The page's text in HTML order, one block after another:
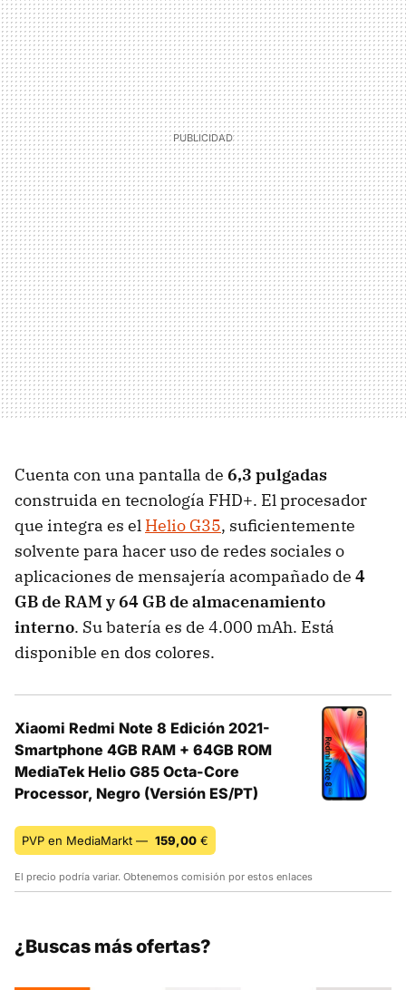
Cuenta con una pantalla de 6,3 pulgadas
construida en tecnología FHD+. El procesador
que integra es el Helio G35, suficientemente
solvente para hacer uso de redes sociales o
aplicaciones de mensajería acompañado de 4
GB de RAM y 64 GB de almacenamiento
interno. Su batería es de 4.000 mAh. Está
disponible en dos colores.
Xiaomi Redmi Note 8 Edición 2021-
Smartphone 4GB RAM + 64GB ROM
MediaTek Helio G85 Octa-Core
Processor, Negro (Versión ES/PT)
PVP en MediaMarkt — 159,00 €
El precio podría variar. Obtenemos comisión por estos enlaces
¿Buscas más ofertas?